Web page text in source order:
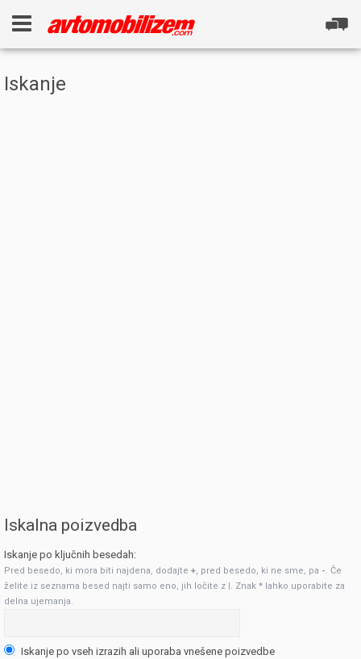
Iskanje
Iskalna poizvedba
Iskanje po ključnih besedah:
Pred besedo, ki mora biti najdena, dodajte +, pred besedo, ki ne sme, pa -. Če
želite iz seznama besed najti samo eno, jih ločite z |. Znak * lahko uporabite za
delna ujemanja.
Iskanje po vseh izrazih ali uporaba vnešene poizvedbe